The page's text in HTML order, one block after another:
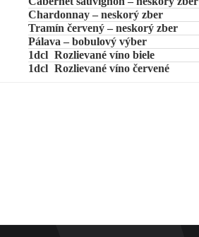
Chardonnay – neskorý zber
Tramín červený – neskorý zber
Pálava – bobulový výber
1dcl Rozlievané víno biele
1dcl Rozlievané víno červené